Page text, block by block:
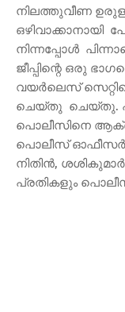
നിലത്തുവീണ
ഒഴിവാക്കാനായി
നിന്നപ്പോൾ
ജീപ്പിന്റെ ഒരു
വയർലെസ്
ചെയ്തു ചെയ്തു.
പൊലീസിനെ
പൊലീസ്
നിതിൻ, ശശികുമാർ
പ്രതികളും